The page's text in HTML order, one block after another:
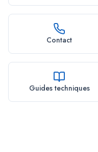
Contact
Guides techniques